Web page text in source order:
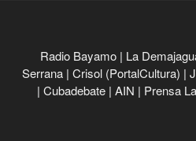
Radio Bayamo | La
Serrana | Crisol (PortalCultura) |
| Cubadebate | AIN | Prensa